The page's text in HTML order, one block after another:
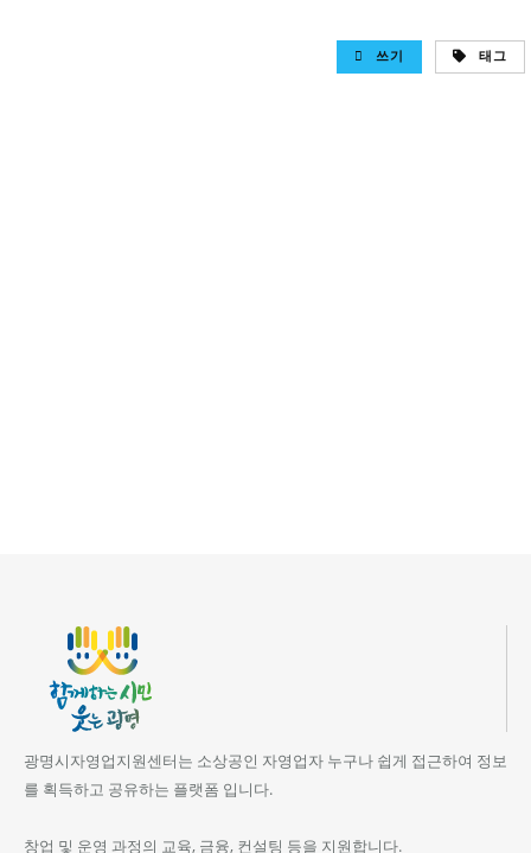
쓰기 태그
광명시자영업지원센터는 소상공인 자영업자 누구나 쉽게 접근하여 정보
를 획득하고 공유하는 플랫폼 입니다.
창업 및 운영 과정의 교육, 금융, 컨설팅 등을 지원합니다.